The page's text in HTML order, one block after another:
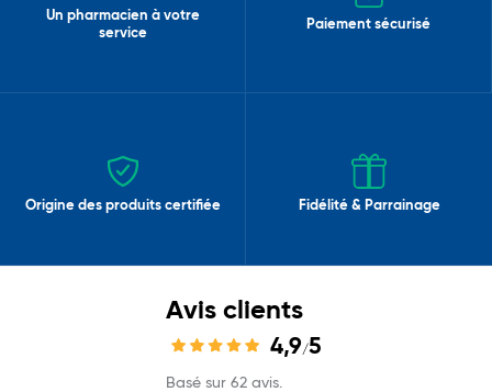
Un pharmacien à votre
service
Paiement sécurisé
Origine des produits certifiée Fidélité & Parrainage
Avis clients
4,9/5
Basé sur 62 avis.